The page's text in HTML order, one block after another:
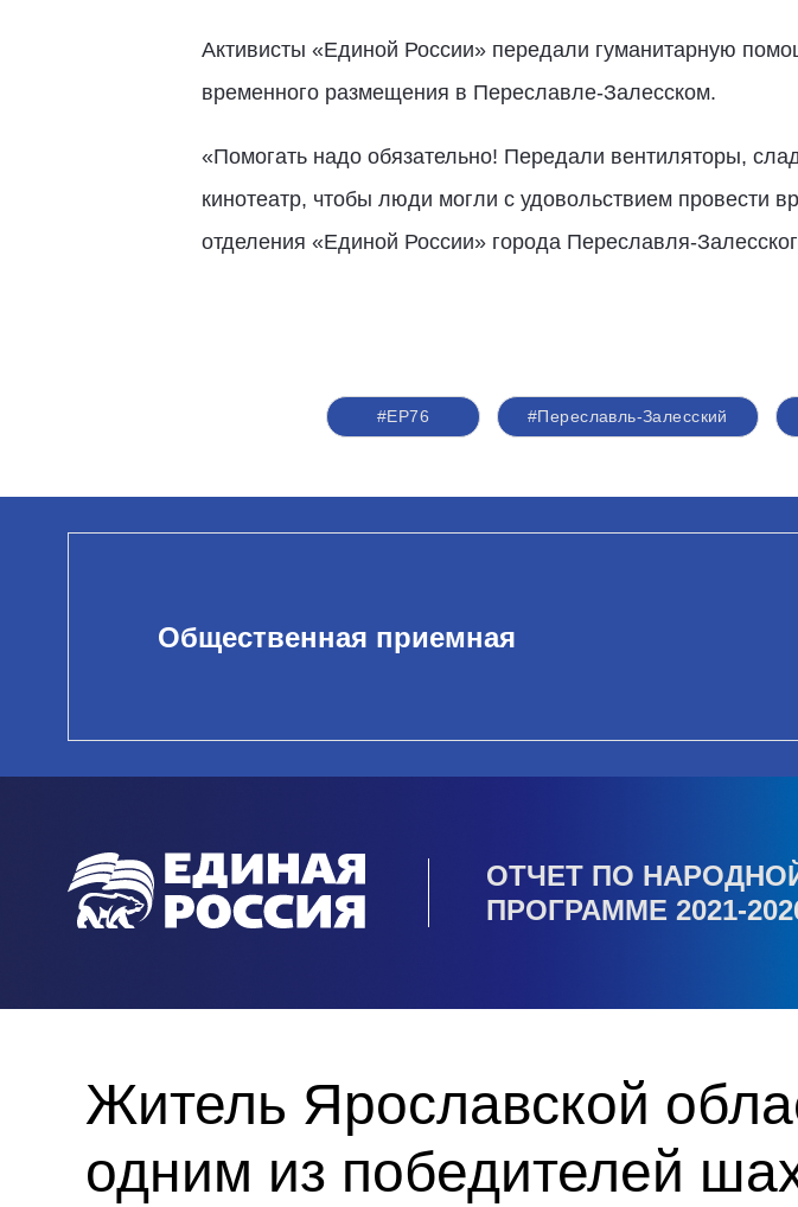
Активисты «Единой России» передали гуманитарную
временного размещения в Переславле-Залесском.
«Помогать надо обязательно! Передали вентиляторы,
кинотеатр, чтобы люди могли с удовольствием провести
отделения «Единой России» города Переславля-
#ЕР76 #Переславль-Залесский
Общественная приемная
ОТЧЕТ ПО
ПРОГРАММЕ 2021-
Житель Ярославской
одним из победителей